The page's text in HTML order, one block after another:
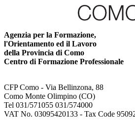
Agenzia per la Formazione,
l'Orientamento ed il Lavoro
della Provincia di Como
Centro di Formazione Professionale
CFP Como - Via Bellinzona, 88
Como Monte Olimpino (CO)
Tel 031/571055 031/574000
VAT No. 03095420133 - Tax Code